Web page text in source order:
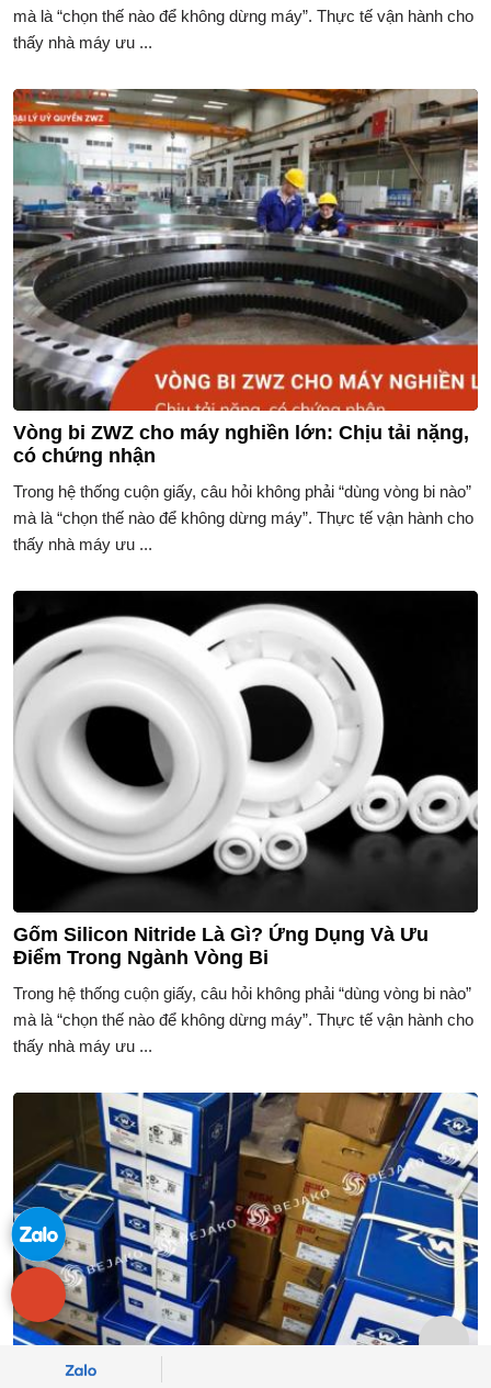
mà là “chọn thế nào để không dừng máy”. Thực tế vận hành cho
thấy nhà máy ưu ...
Vòng bi ZWZ cho máy nghiền lớn: Chịu tải nặng,
có chứng nhận
Trong hệ thống cuộn giấy, câu hỏi không phải “dùng vòng bi nào”
mà là “chọn thế nào để không dừng máy”. Thực tế vận hành cho
thấy nhà máy ưu ...
Gốm Silicon Nitride Là Gì? Ứng Dụng Và Ưu
Điểm Trong Ngành Vòng Bi
Trong hệ thống cuộn giấy, câu hỏi không phải “dùng vòng bi nào”
mà là “chọn thế nào để không dừng máy”. Thực tế vận hành cho
thấy nhà máy ưu ...